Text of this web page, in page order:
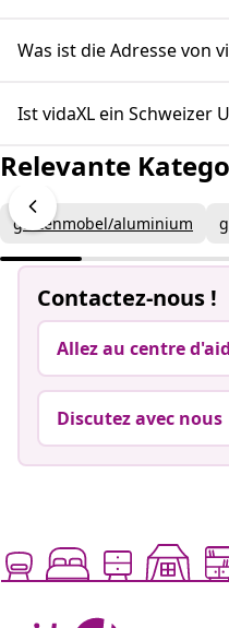
Was ist die Adresse von
Ist vidaXL ein Schweizer
Relevante
gartenmobel/aluminium
Contactez-nous !
Allez au centre
Discutez avec nous